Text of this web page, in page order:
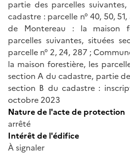
partie des parcelles
cadastre : parcelle n° 40, 50,
de Montereau : la maison
parcelles suivantes, situées
parcelle n° 2, 24, 287 ;
la maison forestière, les
section A du cadastre, partie
section B du cadastre :
octobre 2023
Nature de l'acte de protection
arrêté
Intérêt de l'édifice
À signaler